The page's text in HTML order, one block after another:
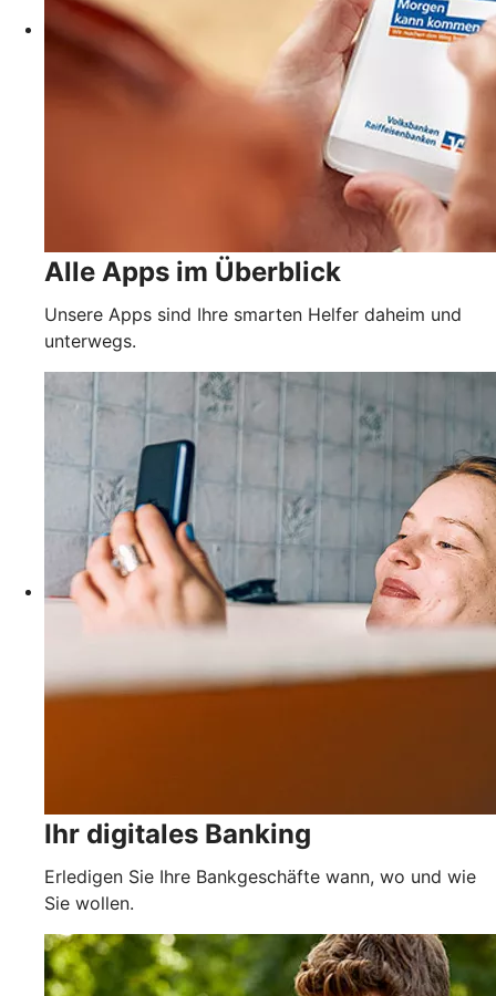
Alle Apps im Überblick
Unsere Apps sind Ihre smarten Helfer daheim und
unterwegs.
Ihr digitales Banking
Erledigen Sie Ihre Bankgeschäfte wann, wo und wie
Sie wollen.